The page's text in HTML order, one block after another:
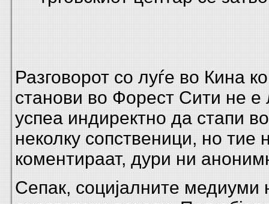
Разговорот со луѓе во Кина
станови во Форест Сити не
успеа индиректно да стапи
неколку сопственици, но тие
коментираат, дури ни
Сепак, социјалните медиуми